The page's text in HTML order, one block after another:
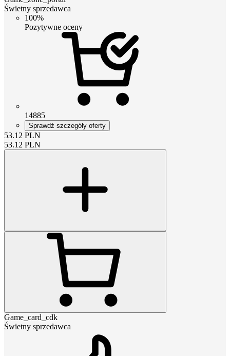
Świetny sprzedawca
100%
Pozytywne oceny
14885
Sprawdź szczegóły oferty
53.12 PLN
53.12 PLN
Game_card_cdk
Świetny sprzedawca